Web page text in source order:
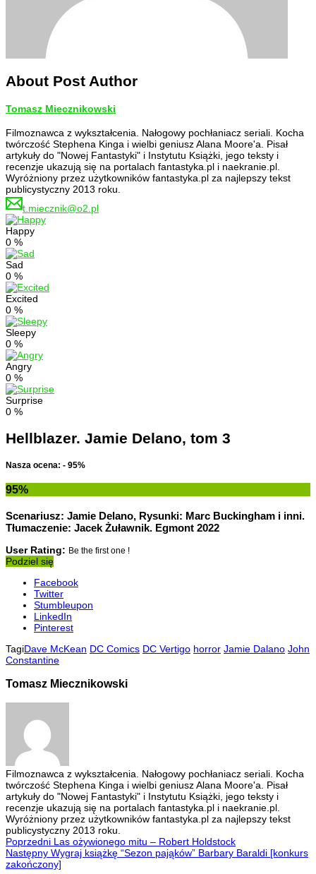
About Post Author
Tomasz Miecznikowski
Filmoznawca z wykształcenia. Nałogowy pochłaniacz seriali. Kocha
twórczość Stephena Kinga i wielbi geniusz Alana Moore'a. Pisał
artykuły do "Nowej Fantastyki" i Instytutu Książki, jego teksty i
recenzje ukazują się na portalach fantastyka.pl i naekranie.pl.
Wyróżniony przez użytkowników fantastyka.pl za najlepszy tekst
publicystyczny 2013 roku.
t.miecznik@o2.pl
Happy
0 %
Sad
0 %
Excited
0 %
Sleepy
0 %
Angry
0 %
Surprise
0 %
Hellblazer. Jamie Delano, tom 3
Nasza ocena: - 95%
95%
Scenariusz: Jamie Delano, Rysunki: Marc Buckingham i inni.
Tłumaczenie: Jacek Żuławnik. Egmont 2022
User Rating: Be the first one !
Podziel się
Facebook
Twitter
Stumbleupon
LinkedIn
Pinterest
TagiDave McKean DC Comics DC Vertigo horror Jamie Dalano John
Constantine
Tomasz Miecznikowski
Filmoznawca z wykształcenia. Nałogowy pochłaniacz seriali. Kocha
twórczość Stephena Kinga i wielbi geniusz Alana Moore'a. Pisał
artykuły do "Nowej Fantastyki" i Instytutu Książki, jego teksty i
recenzje ukazują się na portalach fantastyka.pl i naekranie.pl.
Wyróżniony przez użytkowników fantastyka.pl za najlepszy tekst
publicystyczny 2013 roku.
Poprzedni Las ożywionego mitu – Robert Holdstock
Następny Wygraj książkę “Sezon pająków” Barbary Baraldi [konkurs
zakończony]